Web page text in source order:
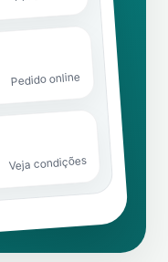
Pedido online
Veja condições